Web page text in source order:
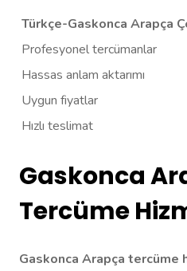
Türkçe-Gaskonca Arapça
Profesyonel tercümanlar
Hassas anlam aktarımı
Uygun fiyatlar
Hızlı teslimat
Gaskonca
Tercüme
Gaskonca Arapça tercüme